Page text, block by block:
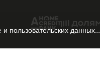
пользовательских данных